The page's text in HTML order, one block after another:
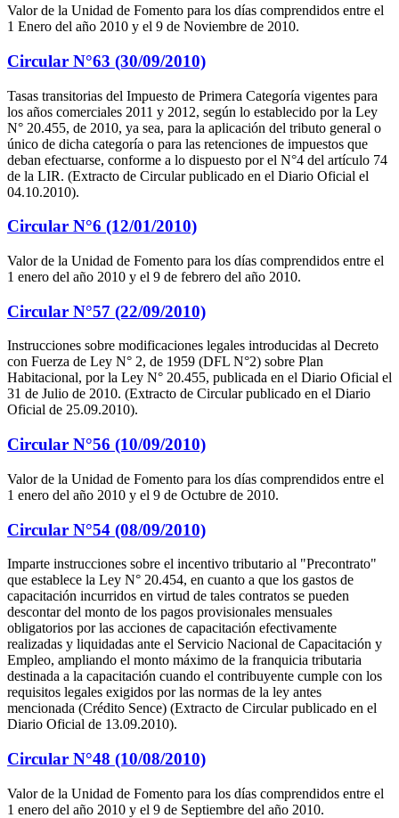
Valor de la Unidad de Fomento para los días comprendidos entre el
1 Enero del año 2010 y el 9 de Noviembre de 2010.
Circular N°63 (30/09/2010)
Tasas transitorias del Impuesto de Primera Categoría vigentes para
los años comerciales 2011 y 2012, según lo establecido por la Ley
N° 20.455, de 2010, ya sea, para la aplicación del tributo general o
único de dicha categoría o para las retenciones de impuestos que
deban efectuarse, conforme a lo dispuesto por el N°4 del artículo 74
de la LIR. (Extracto de Circular publicado en el Diario Oficial el
04.10.2010).
Circular N°6 (12/01/2010)
Valor de la Unidad de Fomento para los días comprendidos entre el
1 enero del año 2010 y el 9 de febrero del año 2010.
Circular N°57 (22/09/2010)
Instrucciones sobre modificaciones legales introducidas al Decreto
con Fuerza de Ley N° 2, de 1959 (DFL N°2) sobre Plan
Habitacional, por la Ley N° 20.455, publicada en el Diario Oficial el
31 de Julio de 2010. (Extracto de Circular publicado en el Diario
Oficial de 25.09.2010).
Circular N°56 (10/09/2010)
Valor de la Unidad de Fomento para los días comprendidos entre el
1 enero del año 2010 y el 9 de Octubre de 2010.
Circular N°54 (08/09/2010)
Imparte instrucciones sobre el incentivo tributario al "Precontrato"
que establece la Ley N° 20.454, en cuanto a que los gastos de
capacitación incurridos en virtud de tales contratos se pueden
descontar del monto de los pagos provisionales mensuales
obligatorios por las acciones de capacitación efectivamente
realizadas y liquidadas ante el Servicio Nacional de Capacitación y
Empleo, ampliando el monto máximo de la franquicia tributaria
destinada a la capacitación cuando el contribuyente cumple con los
requisitos legales exigidos por las normas de la ley antes
mencionada (Crédito Sence) (Extracto de Circular publicado en el
Diario Oficial de 13.09.2010).
Circular N°48 (10/08/2010)
Valor de la Unidad de Fomento para los días comprendidos entre el
1 enero del año 2010 y el 9 de Septiembre del año 2010.